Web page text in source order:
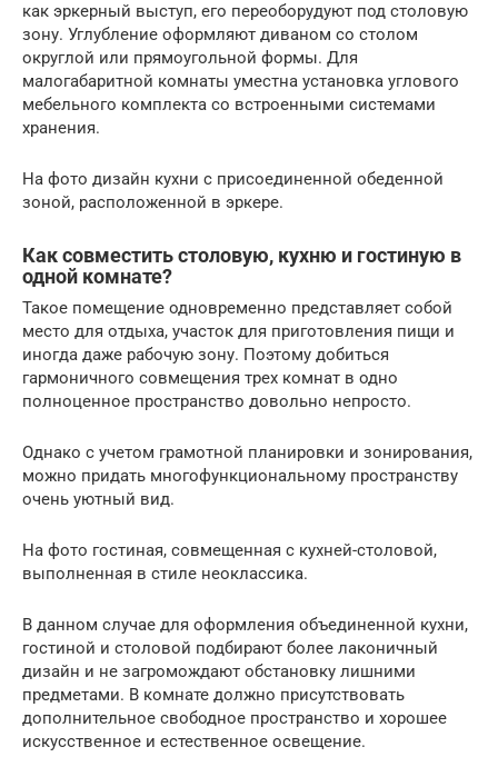
как эркерный выступ, его переоборудуют под столовую
зону. Углубление оформляют диваном со столом
округлой или прямоугольной формы. Для
малогабаритной комнаты уместна установка углового
мебельного комплекта со встроенными системами
хранения.
На фото дизайн кухни с присоединенной обеденной
зоной, расположенной в эркере.
Как совместить столовую, кухню и гостиную в
одной комнате?
Такое помещение одновременно представляет собой
место для отдыха, участок для приготовления пищи и
иногда даже рабочую зону. Поэтому добиться
гармоничного совмещения трех комнат в одно
полноценное пространство довольно непросто.
Однако с учетом грамотной планировки и зонирования,
можно придать многофункциональному пространству
очень уютный вид.
На фото гостиная, совмещенная с кухней-столовой,
выполненная в стиле неоклассика.
В данном случае для оформления объединенной кухни,
гостиной и столовой подбирают более лаконичный
дизайн и не загромождают обстановку лишними
предметами. В комнате должно присутствовать
дополнительное свободное пространство и хорошее
искусственное и естественное освещение.